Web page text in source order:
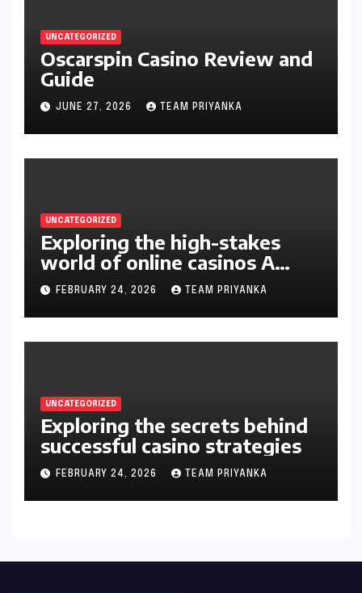
UNCATEGORIZED
Oscarspin Casino Review and
Guide
JUNE 27, 2026 TEAM PRIYANKA
UNCATEGORIZED
Exploring the high-stakes
world of online casinos A
gambler’s guide
FEBRUARY 24, 2026 TEAM PRIYANKA
UNCATEGORIZED
Exploring the secrets behind
successful casino strategies
FEBRUARY 24, 2026 TEAM PRIYANKA